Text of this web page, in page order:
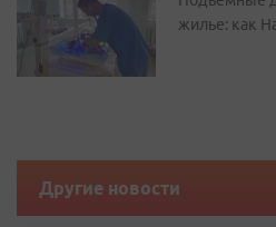
жилье: как
Другие новости